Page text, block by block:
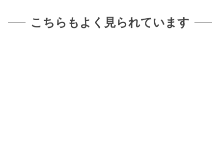
こちらもよく見られています